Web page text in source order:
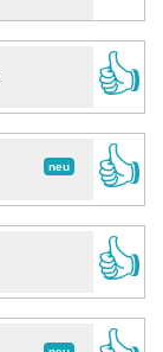
👍
neu
👍
👍